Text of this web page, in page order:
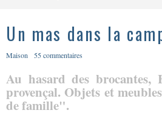
Un mas dans la
Maison 55 commentaires
Au hasard des
provençal. Objets et
de famille".